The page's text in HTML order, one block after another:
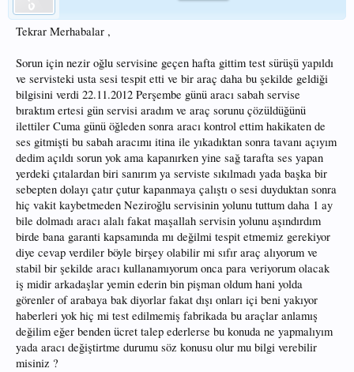
Tekrar Merhabalar ,
Sorun için nezir oğlu servisine geçen hafta gittim test sürüşü yapıldı
ve servisteki usta sesi tespit etti ve bir araç daha bu şekilde geldiği
bilgisini verdi 22.11.2012 Perşembe günü aracı sabah servise
bıraktım ertesi gün servisi aradım ve araç sorunu çözüldüğünü
ilettiler Cuma günü öğleden sonra aracı kontrol ettim hakikaten de
ses gitmişti bu sabah aracımı itina ile yıkadıktan sonra tavanı açıyım
dedim açıldı sorun yok ama kapanırken yine sağ tarafta ses yapan
yerdeki çıtalardan biri sanırım ya serviste sıkılmadı yada başka bir
sebepten dolayı çatır çutur kapanmaya çalıştı o sesi duyduktan sonra
hiç vakit kaybetmeden Neziroğlu servisinin yolunu tuttum daha 1 ay
bile dolmadı aracı alalı fakat maşallah servisin yolunu aşındırdım
birde bana garanti kapsamında mı değilmi tespit etmemiz gerekiyor
diye cevap verdiler böyle birşey olabilir mi sıfır araç alıyorum ve
stabil bir şekilde aracı kullanamıyorum onca para veriyorum olacak
iş midir arkadaşlar yemin ederin bin pişman oldum hani yolda
görenler of arabaya bak diyorlar fakat dışı onları içi beni yakıyor
haberleri yok hiç mi test edilmemiş fabrikada bu araçlar anlamış
değilim eğer benden ücret talep ederlerse bu konuda ne yapmalıyım
yada aracı değiştirtme durumu söz konusu olur mu bilgi verebilir
misiniz ?